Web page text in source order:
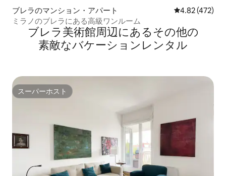
ブレラのマンション・アパート レビュー472
4.82 (472)
ミラノのブレラにある高級ワンルーム
ブレラ美術館⁠周⁠辺⁠に⁠あ⁠るそ⁠の⁠他⁠の
素⁠敵⁠なバ⁠ケ⁠ー⁠シ⁠ョ⁠ン⁠レ⁠ン⁠タ⁠ル
スーパーホスト
スーパーホスト